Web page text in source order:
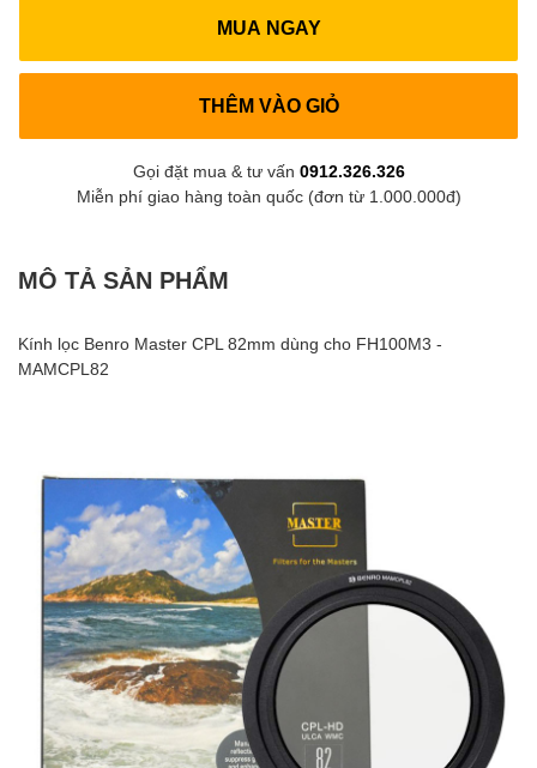
MUA NGAY
THÊM VÀO GIỎ
Gọi đặt mua & tư vấn 0912.326.326
Miễn phí giao hàng toàn quốc (đơn từ 1.000.000đ)
MÔ TẢ SẢN PHẨM
Kính lọc Benro Master CPL 82mm dùng cho FH100M3 -
MAMCPL82